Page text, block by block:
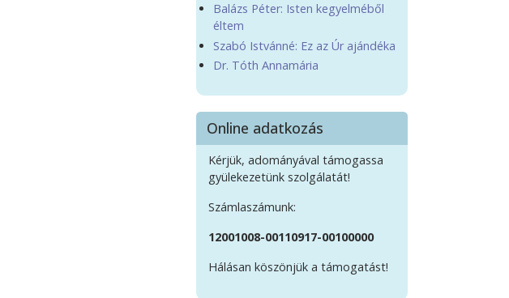
Balázs Péter: Isten kegyelméből
éltem
Szabó Istvánné: Ez az Úr ajándéka
Dr. Tóth Annamária
Online adatkozás
Kérjük, adományával támogassa
gyülekezetünk szolgálatát!
Számlaszámunk:
12001008-00110917-00100000
Hálásan köszönjük a támogatást!